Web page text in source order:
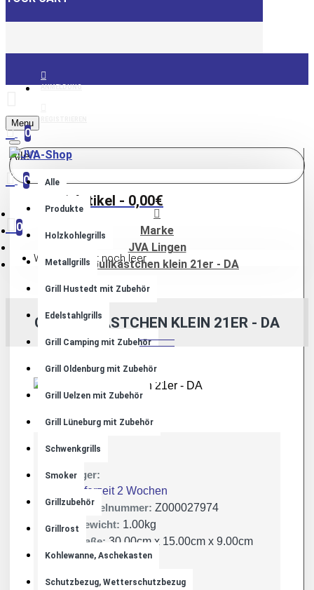
ANMELDUNG
Menu
0
0
0 Artikel - 0,00€
0
Warenkorb ist noch leer
Alle
Alle
Produkte
Holzkohlegrills
Metallgrills
Grill Hustedt mit Zubehör
Edelstahlgrills
Grill Camping mit Zubehör
Grill Oldenburg mit Zubehör
Grill Uelzen mit Zubehör
Grill Lüneburg mit Zubehör
Schwenkgrills
Smoker
Grillzubehör
Grillrost
Kohlewanne, Aschekasten
Schutzbezug, Wetterschutzbezug
Marke
JVA Lingen
Globulikästchen klein 21er - DA
GLOBULIKÄSTCHEN KLEIN 21ER - DA
Lager:
Lieferzeit 2 Wochen
Artikelnummer: Z000027974
Gewicht: 1.00kg
Maße: 30.00cm x 15.00cm x 9.00cm
JVA Lingen